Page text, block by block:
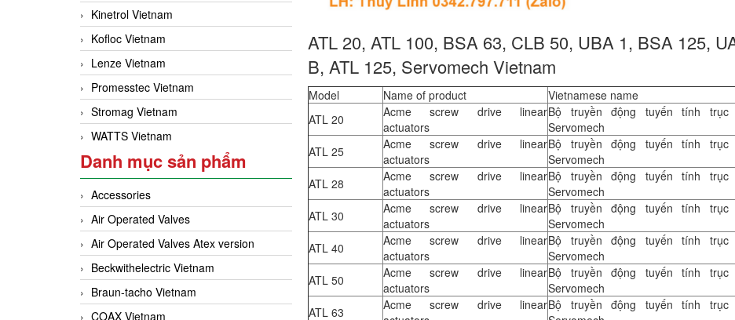
Kinetrol Vietnam
Kofloc Vietnam
Lenze Vietnam
Promesstec Vietnam
Stromag Vietnam
WATTS Vietnam
Danh mục sản phẩm
Accessories
Air Operated Valves
Air Operated Valves Atex version
Beckwithelectric Vietnam
Braun-tacho Vietnam
COAX Vietnam
ATL 20, ATL 100, BSA 63, CLB 50, UBA 1, BSA 125,
B, ATL 125, Servomech Vietnam
Model Name of product Vietnamese name
ATL 20
Acme screw drive linear
actuators
Bộ truyền động tuyến tính trục
Servomech
ATL 25
Acme screw drive linear
actuators
Bộ truyền động tuyến tính trục
Servomech
ATL 28
Acme screw drive linear
actuators
Bộ truyền động tuyến tính trục
Servomech
ATL 30
Acme screw drive linear
actuators
Bộ truyền động tuyến tính trục
Servomech
ATL 40
Acme screw drive linear
actuators
Bộ truyền động tuyến tính trục
Servomech
ATL 50
Acme screw drive linear
actuators
Bộ truyền động tuyến tính trục
Servomech
ATL 63
Acme screw drive linearBộ truyền động tuyến tính trục